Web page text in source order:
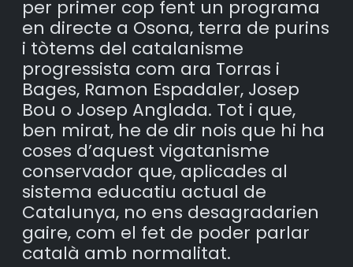
per primer cop fent un programa
en directe a Osona, terra de purins
i tòtems del catalanisme
progressista com ara Torras i
Bages, Ramon Espadaler, Josep
Bou o Josep Anglada. Tot i que,
ben mirat, he de dir nois que hi ha
coses d’aquest vigatanisme
conservador que, aplicades al
sistema educatiu actual de
Catalunya, no ens desagradarien
gaire, com el fet de poder parlar
català amb normalitat.